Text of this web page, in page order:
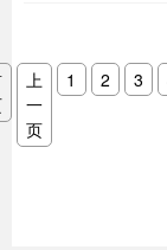
上
一
页
1 2 3